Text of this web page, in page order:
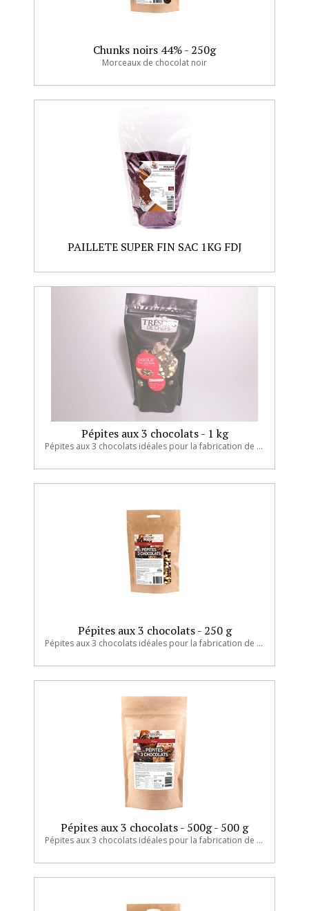
Chunks noirs 44% - 250g
Morceaux de chocolat noir
PAILLETE SUPER FIN SAC 1KG FDJ
Pépites aux 3 chocolats - 1 kg
Pépites aux 3 chocolats idéales pour la fabrication de pâtisseries.
Pépites aux 3 chocolats - 250 g
Pépites aux 3 chocolats idéales pour la fabrication de pâtisseries.
Pépites aux 3 chocolats - 500g - 500 g
Pépites aux 3 chocolats idéales pour la fabrication de pâtisseries.